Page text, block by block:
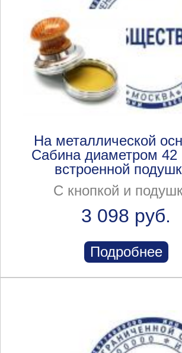
На металлической
Сабина диаметром
встроенной
С кнопкой и
3 098 руб.
Подробнее